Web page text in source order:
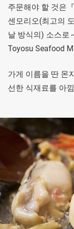
주문해야 할 것은
센모리오(최고의
날 방식의) 소스로
Toyosu Seafood
가게 이름을 딴 몬
선한 식재료를 아